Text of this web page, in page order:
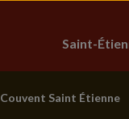
Saint-
Couvent Saint Étienne